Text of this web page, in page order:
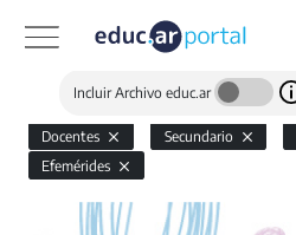
Incluir Archivo educ.ar
Docentes Secundario
Efemérides